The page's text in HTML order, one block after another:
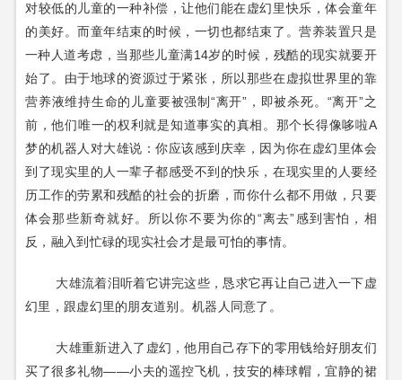
对较低的儿童的一种补偿，让他们能在虚幻里快乐，体会童年
的美好。而童年结束的时候，一切也都结束了。营养装置只是
一种人道考虑，当那些儿童满14岁的时候，残酷的现实就要开
始了。 由于地球的资源过于紧张，所以那些在虚拟世界里的靠
营养液维持生命的儿童要被强制“离开”，即被杀死。 “离开”之
前，他们唯一的权利就是知道事实的真相。 那个长得像哆啦A
梦的机器人对大雄说：你应该感到庆幸，因为你在虚幻里体会
到了现实里的人一辈子都感受不到的快乐，在现实里的人要经
历工作的劳累和残酷的社会的折磨，而你什么都不用做，只要
体会那些新奇就好。所以你不要为你的“离去”感到害怕，相
反，融入到忙碌的现实社会才是最可怕的事情。
大雄流着泪听着它讲完这些，恳求它再让自己进入一下虚
幻里，跟虚幻里的朋友道别。 机器人同意了。
大雄重新进入了虚幻，他用自己存下的零用钱给好朋友们
买了很多礼物——小夫的遥控飞机，技安的棒球帽，宜静的裙